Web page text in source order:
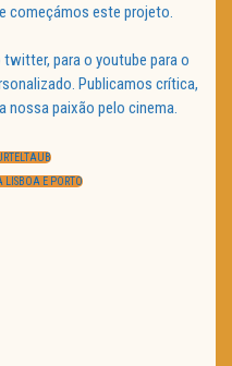
começámos este projeto.
para o youtube para o
Publicamos crítica,
nossa paixão pelo cinema.
LISBOA E PORTO